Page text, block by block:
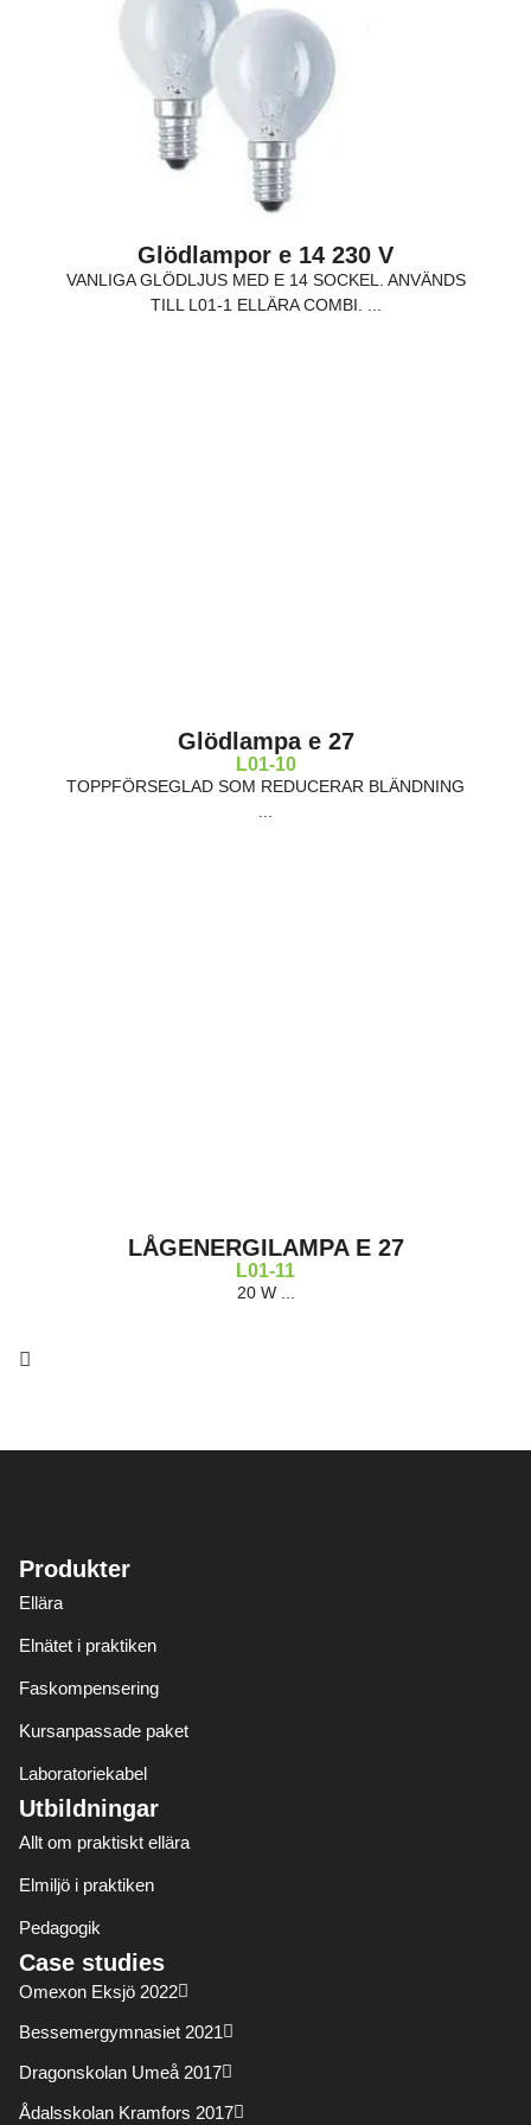
Glödlampor e 14 230 V
VANLIGA GLÖDLJUS MED E 14 SOCKEL. ANVÄNDS
TILL L01-1 ELLÄRA COMBI. ...
Glödlampa e 27
L01-10
TOPPFÖRSEGLAD SOM REDUCERAR BLÄNDNING
LÅGENERGILAMPA E 27
L01-11
20 W ...
Produkter
Ellära
Elnätet i praktiken
Faskompensering
Kursanpassade paket
Laboratoriekabel
Utbildningar
Allt om praktiskt ellära
Elmiljö i praktiken
Pedagogik
Case studies
Omexon Eksjö 2022
Bessemergymnasiet 2021
Dragonskolan Umeå 2017
Ådalsskolan Kramfors 2017